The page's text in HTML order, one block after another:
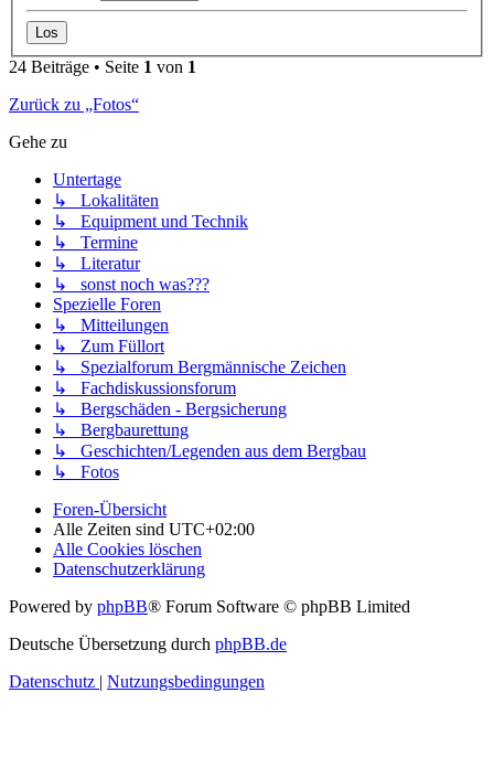
24 Beiträge • Seite 1 von 1
Zurück zu „Fotos“
Gehe zu
Untertage
↳ Lokalitäten
↳ Equipment und Technik
↳ Termine
↳ Literatur
↳ sonst noch was???
Spezielle Foren
↳ Mitteilungen
↳ Zum Füllort
↳ Spezialforum Bergmännische Zeichen
↳ Fachdiskussionsforum
↳ Bergschäden - Bergsicherung
↳ Bergbaurettung
↳ Geschichten/Legenden aus dem Bergbau
↳ Fotos
Foren-Übersicht
Alle Zeiten sind UTC+02:00
Alle Cookies löschen
Datenschutzerklärung
Powered by phpBB® Forum Software © phpBB Limited
Deutsche Übersetzung durch phpBB.de
Datenschutz | Nutzungsbedingungen